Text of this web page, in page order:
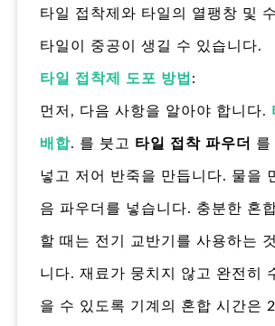
타일 접착제와 타일의 열팽창 및
타일이 중공이 생길 수 있습니다.
타일 접착제 도포 방법 :
먼저, 다음 사항을 알아야 합니다.
배합. 를 붓고 타일 접착 파우더 를
넣고 저어 반죽을 만듭니다. 물을
음 파우더를 넣습니다. 충분한 혼
할 때는 전기 교반기를 사용하는
니다. 재료가 뭉치지 않고 완전히
을 수 있도록 기계의 혼합 시간은